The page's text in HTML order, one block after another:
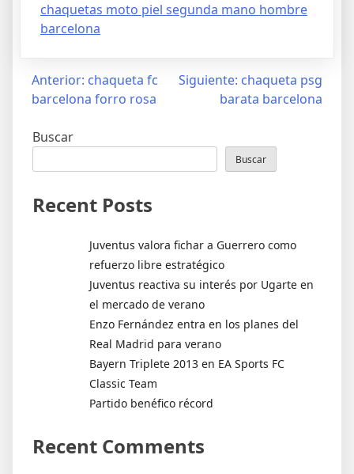
chaquetas moto piel segunda mano hombre
barcelona
Navegación
entradas
Anterior: chaqueta fc
barcelona forro rosa
Siguiente: chaqueta psg
barata barcelona
Buscar
Buscar
Recent Posts
Juventus valora fichar a Guerrero como
refuerzo libre estratégico
Juventus reactiva su interés por Ugarte en
el mercado de verano
Enzo Fernández entra en los planes del
Real Madrid para verano
Bayern Triplete 2013 en EA Sports FC
Classic Team
Partido benéfico récord
Recent Comments